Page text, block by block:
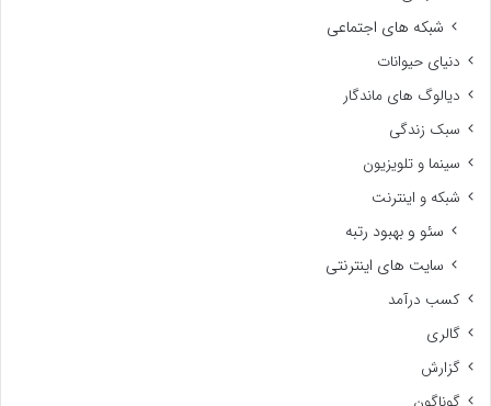
شبکه های اجتماعی
دنیای حیوانات
دیالوگ های ماندگار
سبک زندگی
سینما و تلویزیون
شبکه و اینترنت
سئو و بهبود رتبه
سایت های اینترنتی
کسب درآمد
گالری
گزارش